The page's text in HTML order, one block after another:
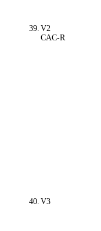
39. V2
CAC-R
40. V3